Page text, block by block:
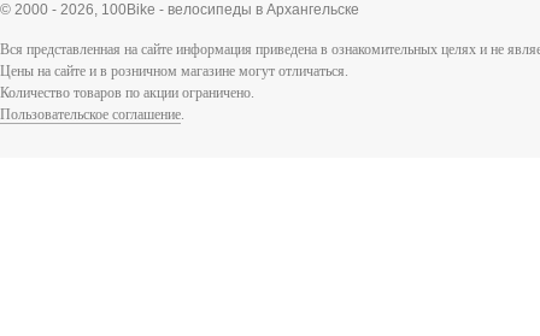
© 2000 - 2026, 100Bike - велосипеды в Архангельске
Вся представленная на сайте информация приведена в ознакомительных целях и не
Цены на сайте и в розничном магазине могут отличаться.
Количество товаров по акции ограничено.
Пользовательское соглашение.